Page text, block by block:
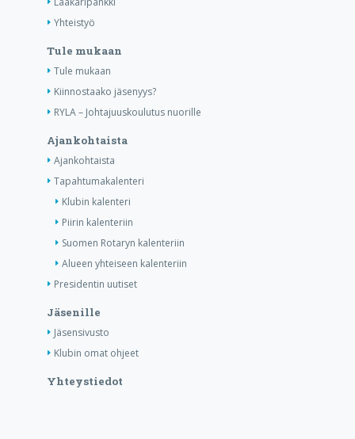
Yhteistyö
Tule mukaan
Tule mukaan
Kiinnostaako jäsenyys?
RYLA – Johtajuuskoulutus nuorille
Ajankohtaista
Ajankohtaista
Tapahtumakalenteri
Klubin kalenteri
Piirin kalenteriin
Suomen Rotaryn kalenteriin
Alueen yhteiseen kalenteriin
Presidentin uutiset
Jäsenille
Jäsensivusto
Klubin omat ohjeet
Yhteystiedot